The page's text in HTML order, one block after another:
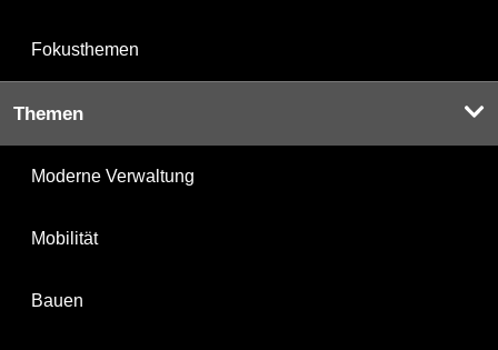
Fokusthemen
Themen
Moderne Verwaltung
Mobilität
Bauen